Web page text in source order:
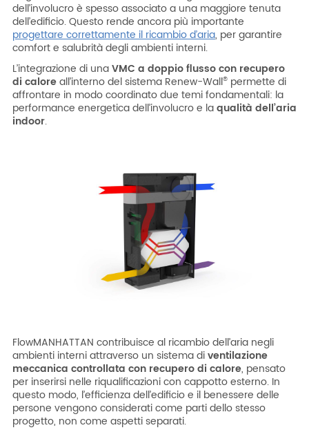
dell’involucro è spesso associato a una maggiore tenuta
dell’edificio. Questo rende ancora più importante
progettare correttamente il ricambio d’aria, per garantire
comfort e salubrità degli ambienti interni.
L’integrazione di unaVMC a doppio flusso con recupero
di caloreall’interno del sistema Renew-Wall®permette di
affrontare in modo coordinato due temi fondamentali: la
performance energetica dell’involucro e laqualità dell’aria
indoor.
FlowMANHATTAN contribuisce al ricambio dell’aria negli
ambienti interni attraverso un sistema diventilazione
meccanica controllata con recupero di calore, pensato
per inserirsi nelle riqualificazioni con cappotto esterno. In
questo modo, l’efficienza dell’edificio e il benessere delle
persone vengono considerati come parti dello stesso
progetto, non come aspetti separati.